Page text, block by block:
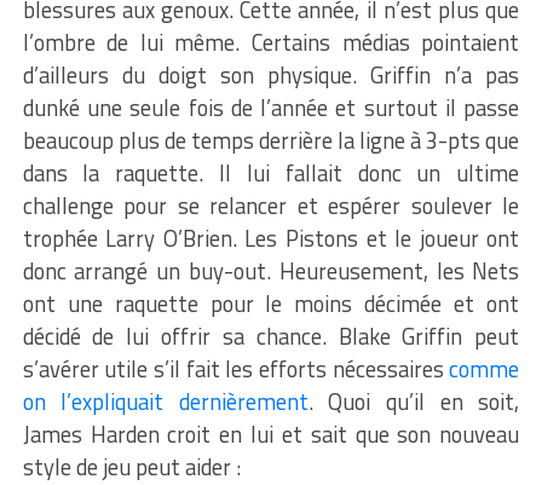
blessures aux genoux. Cette année, il n’est plus que
l’ombre de lui même. Certains médias pointaient
d’ailleurs du doigt son physique. Griffin n’a pas
dunké une seule fois de l’année et surtout il passe
beaucoup plus de temps derrière la ligne à 3-pts que
dans la raquette. Il lui fallait donc un ultime
challenge pour se relancer et espérer soulever le
trophée Larry O’Brien. Les Pistons et le joueur ont
donc arrangé un buy-out. Heureusement, les Nets
ont une raquette pour le moins décimée et ont
décidé de lui offrir sa chance. Blake Griffin peut
s’avérer utile s’il fait les efforts nécessairescomme
on l’expliquait dernièrement. Quoi qu’il en soit,
James Harden croit en lui et sait que son nouveau
style de jeu peut aider :